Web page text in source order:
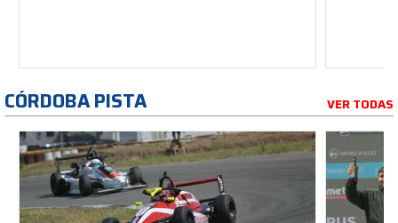
CÓRDOBA PISTA VER TODAS